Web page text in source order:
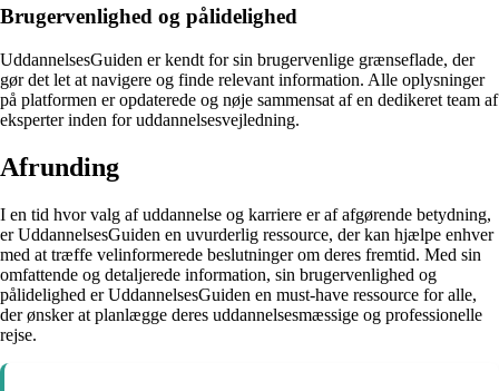
Brugervenlighed og pålidelighed
UddannelsesGuiden er kendt for sin brugervenlige grænseflade, der
gør det let at navigere og finde relevant information. Alle oplysninger
på platformen er opdaterede og nøje sammensat af en dedikeret team af
eksperter inden for uddannelsesvejledning.
Afrunding
I en tid hvor valg af uddannelse og karriere er af afgørende betydning,
er UddannelsesGuiden en uvurderlig ressource, der kan hjælpe enhver
med at træffe velinformerede beslutninger om deres fremtid. Med sin
omfattende og detaljerede information, sin brugervenlighed og
pålidelighed er UddannelsesGuiden en must-have ressource for alle,
der ønsker at planlægge deres uddannelsesmæssige og professionelle
rejse.